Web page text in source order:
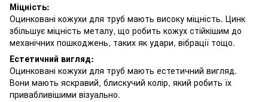
Міцність:
Оцинковані кожухи для труб мають високу міцність. Цинк
збільшує міцність металу, що робить кожух стійкішим до
механічних пошкоджень, таких як удари, вібрації тощо.
Естетичний вигляд:
Оцинковані кожухи для труб мають естетичний вигляд.
Вони мають яскравий, блискучий колір, який робить їх
привабливішими візуально.